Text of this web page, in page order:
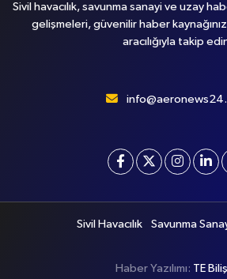
Sivil havacılık, savunma sanayi ve uzay
gelişmeleri, güvenilir haber
aracılığıyla takip
Sivil Havacılık Savunma
Haber Yazılımı: TE